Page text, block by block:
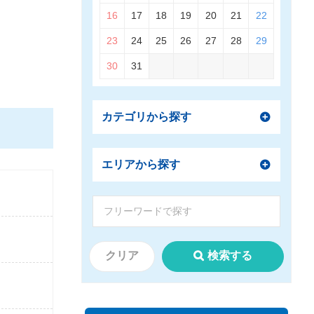
16 17 18 19 20 21 22
23 24 25 26 27 28 29
30 31
カテゴリから探す
エリアから探す
クリア 検索する